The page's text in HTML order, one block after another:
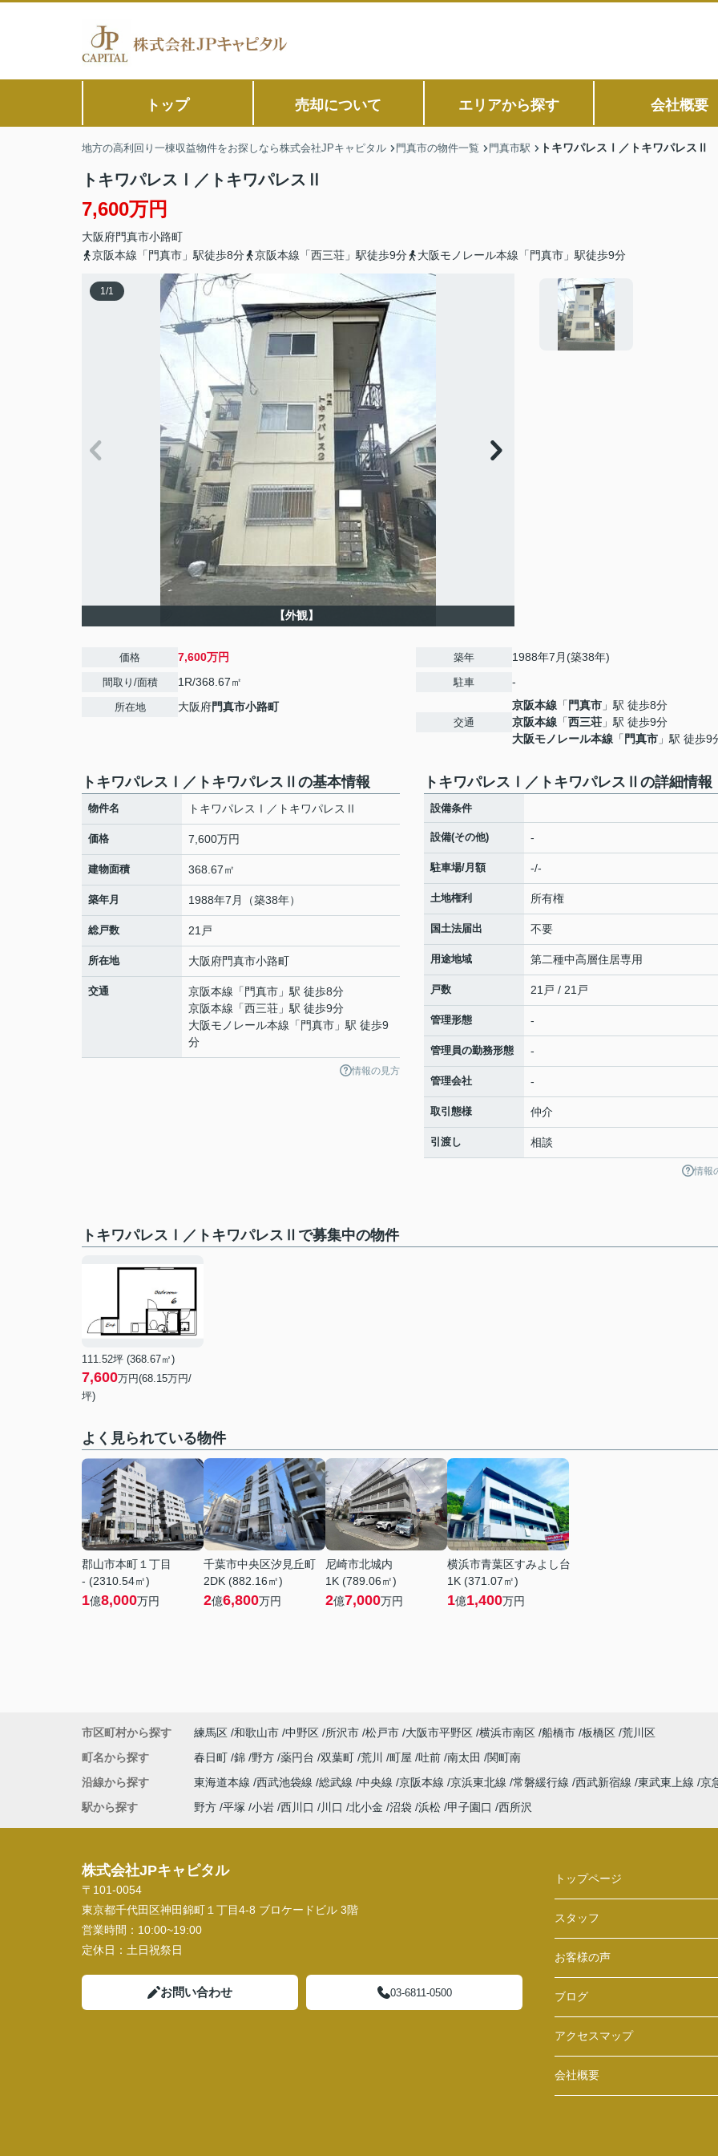
トップ 売却について エリアから探す 会社概要
地方の高利回り一棟収益物件をお探しなら株式会社JPキャピタル 門真市の物件一覧 門真市駅 トキワパレスⅠ／トキワパレスⅡ
トキワパレスⅠ／トキワパレスⅡ
7,600万円
大阪府門真市小路町
京阪本線「門真市」駅徒歩8分
京阪本線「西三荘」駅徒歩9分 大阪モノレール本線「門真市」駅徒歩9分
1/1
【外観】
価格 7,600万円
間取り/面積 1R/368.67㎡
所在地 大阪府門真市小路町
築年 1988年7月(築38年)
駐車 -
交通
京阪本線 「 門真市 」駅 徒歩8分
京阪本線 「西三荘 」駅 徒歩9分
大阪モノレール本線 「 門真市 」駅 徒歩9
トキワパレスⅠ／トキワパレスⅡの基本情報
物件名 トキワパレスⅠ／トキワパレスⅡ
価格 7,600万円
建物面積 368.67㎡
築年月 1988年7月（築38年）
総戸数 21戸
所在地 大阪府門真市小路町
交通 京阪本線 「 門真市 」駅 徒歩8分
京阪本線 「西三荘 」駅 徒歩9分
大阪モノレール本線 「 門真市 」駅 徒歩9
分
情報の見方
トキワパレスⅠ／トキワパレスⅡの詳細情報
設備条件
設備(その他) -
駐車場/月額 -/-
土地権利 所有権
国土法届出 不要
用途地域 第二種中高層住居専用
戸数 21戸 / 21戸
管理形態 -
管理員の勤務形態 -
管理会社 -
取引態様 仲介
引渡し 相談
情報
トキワパレスⅠ／トキワパレスⅡで募集中の物件
111.52坪 (368.67㎡)
7,600万円(68.15万円/
坪)
よく見られている物件
郡山市本町１丁目
- (2310.54㎡)
1億8,000万円
千葉市中央区汐見丘町
2DK (882.16㎡)
2億6,800万円
尼崎市北城内
1K (789.06㎡)
2億7,000万円
横浜市青葉区すみよし台
1K (371.07㎡)
1億1,400万円
市区町村から探す 練馬区 和歌山市 中野区 所沢市 松戸市 大阪市平野区 横浜市南区 船橋市 板橋区 荒川区
町名から探す
春日町 錦 野方 薬円台 双葉町 荒川 町屋 吐前 南太田
関町南
沿線から探す
東海道本線 西武池袋線 総武線 中央線 京阪本線 京浜東北線 常磐緩行線 西武新宿線 東武東上線 京
駅から探す
野方 平塚 小岩 西川口 川口 北小金 沼袋 浜松 甲子園口 西所沢
株式会社JPキャピタル
〒101-0054
東京都千代田区神田錦町１丁目4-8 ブロケードビル 3階
営業時間： 10:00~19:00
定休日： 土日祝祭日
お問い合わせ 03-6811-0500
トップページ
スタッフ
お客様の声
ブログ
アクセスマップ
会社概要